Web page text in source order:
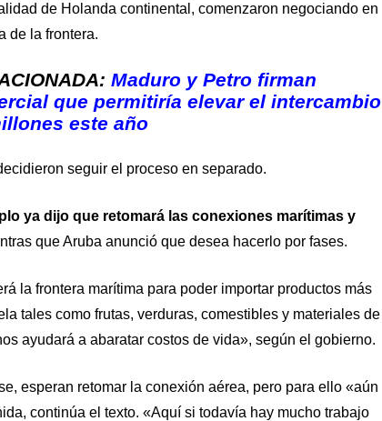
de Holanda continental, comenzaron negociando en
de la frontera.
Maduro y Petro firman
que permitiría elevar el intercambio
este año
seguir el proceso en separado.
ya dijo que retomará las conexiones marítimas y
que Aruba anunció que desea hacerlo por fases.
la frontera marítima para poder importar productos más
tales como frutas, verduras, comestibles y materiales de
ayudará a abaratar costos de vida», según el gobierno.
esperan retomar la conexión aérea, pero para ello «aún
continúa el texto. «Aquí si todavía hay mucho trabajo